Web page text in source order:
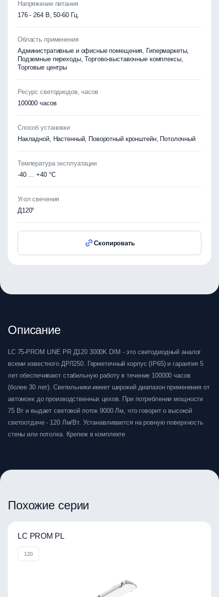
Напряжение питания
176 - 264 В, 50-60 Гц.
Область применения
Административные и офисные помещения, Гипермаркеты,
Подземные переходы, Торгово-выставочные комплексы,
Торговые центры
Ресурс светодиодов, часов
100000 часов
Способ установки
Накладной, Настенный, Поворотный кронштейн, Потолочный
Температура эксплуатации
-40 … +40 °C
Угол свечения
Д120°
Скопировать
Описание
LC 75-PROM LINE PR Д120 3000K DIM - это светодиодный аналог
всеми известного ДРЛ250. Герметичный корпус (IP65) и гарантия 5
лет обеспечивают стабильную работу в течение 100000 часов
(более 30 лет). Светильники имеет широкий диапазон применения от
автомоек до производственных цехов. При потреблении мощности
75 Вт и выдает световой поток 9000 Лм, что говорит о высокой
светоотдаче - 120 Лм/Вт. Устанавливается на ровную поверхность
стены или потолка. Крепеж в комплекте
Похожие серии
LC PROM PL
120